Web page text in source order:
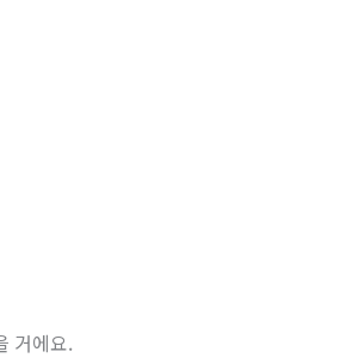
거에요.